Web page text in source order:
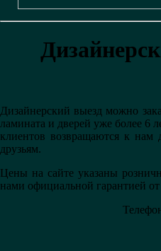
Дизайнерский выезд можно
ламината и дверей уже более 6
клиентов возвращаются к
друзьям.
Цены на сайте указаны
нами официальной гарантией